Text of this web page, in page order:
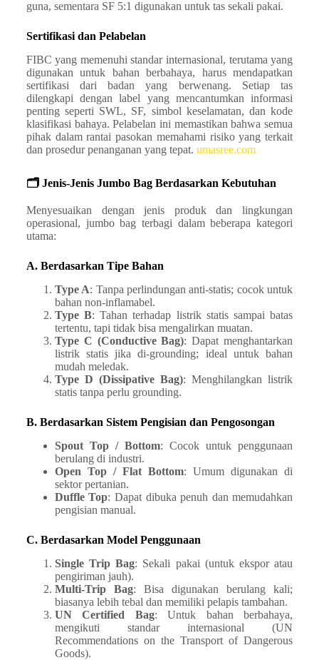
guna, sementara SF 5:1 digunakan untuk tas sekali pakai. ​
Sertifikasi dan Pelabelan
FIBC yang memenuhi standar internasional, terutama yang
digunakan untuk bahan berbahaya, harus mendapatkan
sertifikasi dari badan yang berwenang. Setiap tas
dilengkapi dengan label yang mencantumkan informasi
penting seperti SWL, SF, simbol keselamatan, dan kode
klasifikasi bahaya. Pelabelan ini memastikan bahwa semua
pihak dalam rantai pasokan memahami risiko yang terkait
dan prosedur penanganan yang tepat. ​ umasree.com
🗂️ Jenis-Jenis Jumbo Bag Berdasarkan Kebutuhan
Menyesuaikan dengan jenis produk dan lingkungan
operasional, jumbo bag terbagi dalam beberapa kategori
utama:
A. Berdasarkan Tipe Bahan
Type A: Tanpa perlindungan anti-statis; cocok untuk
bahan non-inflamabel.
Type B: Tahan terhadap listrik statis sampai batas
tertentu, tapi tidak bisa mengalirkan muatan.
Type C (Conductive Bag): Dapat menghantarkan
listrik statis jika di-grounding; ideal untuk bahan
mudah meledak.
Type D (Dissipative Bag): Menghilangkan listrik
statis tanpa perlu grounding.
B. Berdasarkan Sistem Pengisian dan Pengosongan
Spout Top / Bottom: Cocok untuk penggunaan
berulang di industri.
Open Top / Flat Bottom: Umum digunakan di
sektor pertanian.
Duffle Top: Dapat dibuka penuh dan memudahkan
pengisian manual.
C. Berdasarkan Model Penggunaan
Single Trip Bag: Sekali pakai (untuk ekspor atau
pengiriman jauh).
Multi-Trip Bag: Bisa digunakan berulang kali;
biasanya lebih tebal dan memiliki pelapis tambahan.
UN Certified Bag: Untuk bahan berbahaya,
mengikuti standar internasional (UN
Recommendations on the Transport of Dangerous
Goods).